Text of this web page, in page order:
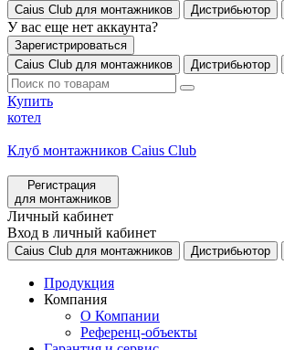
Caius Club для монтажников Дистрибьютор
У вас еще нет аккаунта?
Зарегистрироваться
Caius Club для монтажников
Дистрибьютор
Купить
котел
Клуб монтажников Caius Club
Регистрация
для монтажников
Личный кабинет
Вход в личный кабинет
Caius Club для монтажников Дистрибьютор
Продукция
Компания
О Компании
Референц-объекты